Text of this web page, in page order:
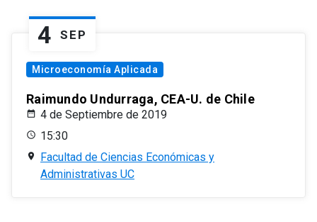
4 SEP
Microeconomía Aplicada
Raimundo Undurraga, CEA-U. de Chile
4 de Septiembre de 2019
15:30
Facultad de Ciencias Económicas y
Administrativas UC